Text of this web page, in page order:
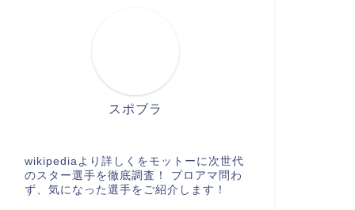
スポブラ
wikipediaより詳しくをモットーに次世代
のスター選手を徹底調査！ プロアマ問わ
ず、気になった選手をご紹介します！